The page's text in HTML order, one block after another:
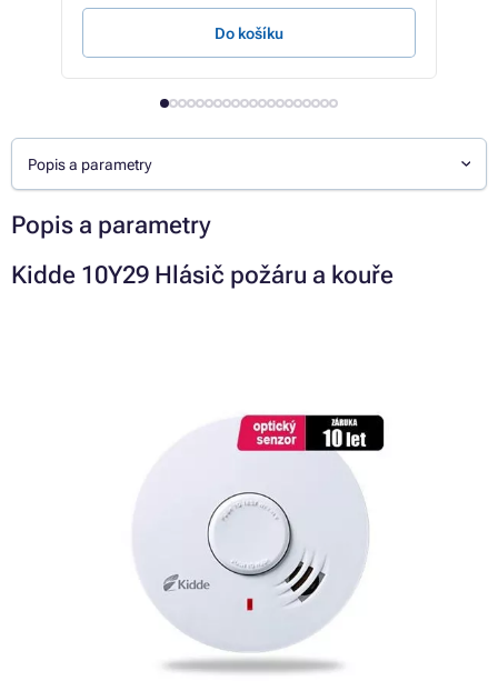
Do košíku
Popis a parametry
Popis a parametry
Kidde 10Y29 Hlásič požáru a kouře